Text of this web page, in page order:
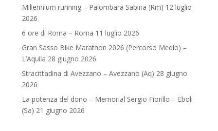
Millennium running – Palombara Sabina (Rm) 12 luglio
2026
6 ore di Roma – Roma 11 luglio 2026
Gran Sasso Bike Marathon 2026 (Percorso Medio) –
L’Aquila 28 giugno 2026
Stracittadina di Avezzano – Avezzano (Aq) 28 giugno
2026
La potenza del dono – Memorial Sergio Fiorillo – Eboli
(Sa) 21 giugno 2026